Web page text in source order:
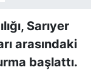
Sarıyer
arasındaki
başlattı.